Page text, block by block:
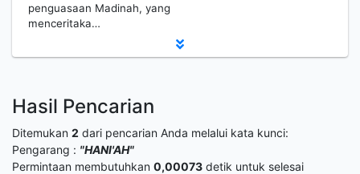
penguasaan Madinah, yang
menceritaka…
Hasil Pencarian
Ditemukan 2 dari pencarian Anda melalui kata kunci:
Pengarang : "HANI'AH"
Permintaan membutuhkan 0,00073 detik untuk selesai